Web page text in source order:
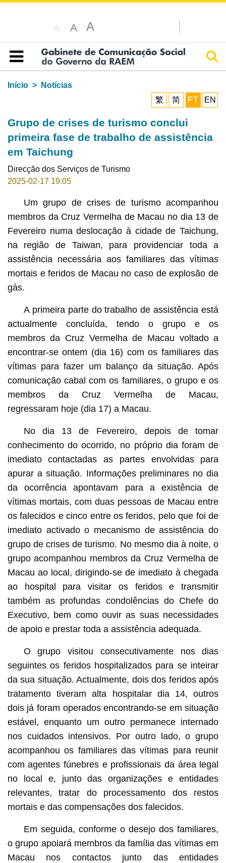
A A A
Índice
Início
Notícias
繁
简 PT EN
Grupo de crises de turismo conclui
primeira fase de trabalho de assistência
em Taichung
Direcção dos Serviços de Turismo
2025-02-17 19:05
Um grupo de crises de turismo acompanhou
membros da Cruz Vermelha de Macau no dia 13 de
Fevereiro numa deslocação à cidade de Taichung,
na região de Taiwan, para providenciar toda a
assistência necessária aos familiares das vítimas
mortais e feridos de Macau no caso de explosão de
gás.
A primeira parte do trabalho de assistência está
actualmente concluída, tendo o grupo e os
membros da Cruz Vermelha de Macau voltado a
encontrar-se ontem (dia 16) com os familiares das
vítimas para fazer um balanço da situação. Após
comunicação cabal com os familiares, o grupo e os
membros da Cruz Vermelha de Macau,
regressaram hoje (dia 17) a Macau.
No dia 13 de Fevereiro, depois de tomar
conhecimento do ocorrido, no próprio dia foram de
imediato contactadas as partes envolvidas para
apurar a situação. Informações preliminares no dia
da ocorrência apontavam para a existência de
vítimas mortais, com duas pessoas de Macau entre
os falecidos e cinco entre os feridos, pelo que foi de
imediato activado o mecanismo de assistência do
grupo de crises de turismo. No mesmo dia à noite, o
grupo acompanhou membros da Cruz Vermelha de
Macau ao local, dirigindo-se de imediato à chegada
ao hospital para visitar os feridos e transmitir
também as profundas condolências do Chefe do
Executivo, bem como ouvir as suas necessidades
de apoio e prestar toda a assistência adequada.
O grupo visitou consecutivamente nos dias
seguintes os feridos hospitalizados para se inteirar
da sua situação. Actualmente, dois dos feridos após
tratamento tiveram alta hospitalar dia 14, outros
dois já foram operados encontrando-se em situação
estável, enquanto um outro permanece internado
nos cuidados intensivos. Por outro lado, o grupo
acompanhou os familiares das vítimas para reunir
com agentes fúnebres e profissionais da área legal
no local e, junto das organizações e entidades
relevantes, tratar do processamento dos restos
mortais e das compensações dos falecidos.
Em seguida, conforme o desejo dos familiares,
o grupo apoiará membros da família das vítimas em
Macau nos contactos junto das entidades